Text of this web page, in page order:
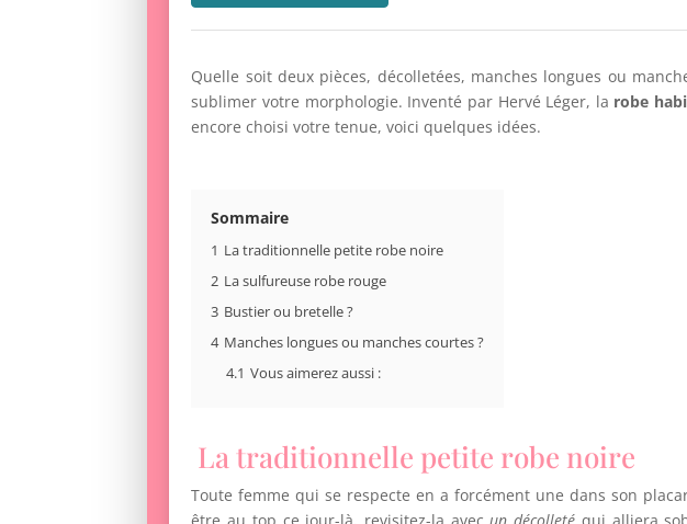
Quelle soit deux pièces, décolletées, manches longues ou
sublimer votre morphologie. Inventé par Hervé Léger, la robe
encore choisi votre tenue, voici quelques idées.
Sommaire
1 La traditionnelle petite robe noire
2 La sulfureuse robe rouge
3 Bustier ou bretelle ?
4 Manches longues ou manches courtes ?
4.1 Vous aimerez aussi :
La traditionnelle petite robe noire
Toute femme qui se respecte en a forcément une dans son
être au top ce jour-là, revisitez-la avecun décolleté qui alliera